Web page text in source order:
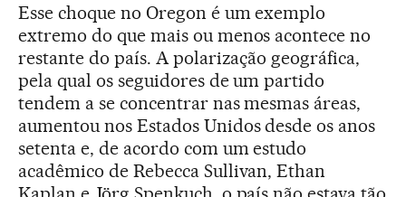
Esse choque no Oregon é um exemplo
extremo do que mais ou menos acontece no
restante do país. A polarização geográfica,
pela qual os seguidores de um partido
tendem a se concentrar nas mesmas áreas,
aumentou nos Estados Unidos desde os anos
setenta e, de acordo com um estudo
acadêmico de Rebecca Sullivan, Ethan